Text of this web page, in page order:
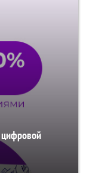
цифровой